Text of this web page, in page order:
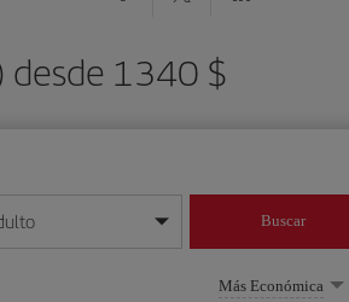
desde 1340 $
mes/año
Buscar
Más Económica